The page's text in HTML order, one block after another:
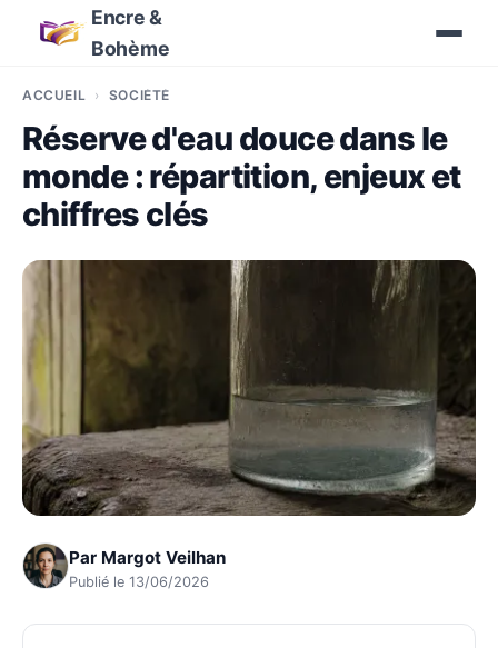
Encre &
Bohème
ACCUEIL SOCIÉTÉ
Réserve d'eau douce dans le
monde : répartition, enjeux et
chiffres clés
Par Margot Veilhan
Publié le 13/06/2026